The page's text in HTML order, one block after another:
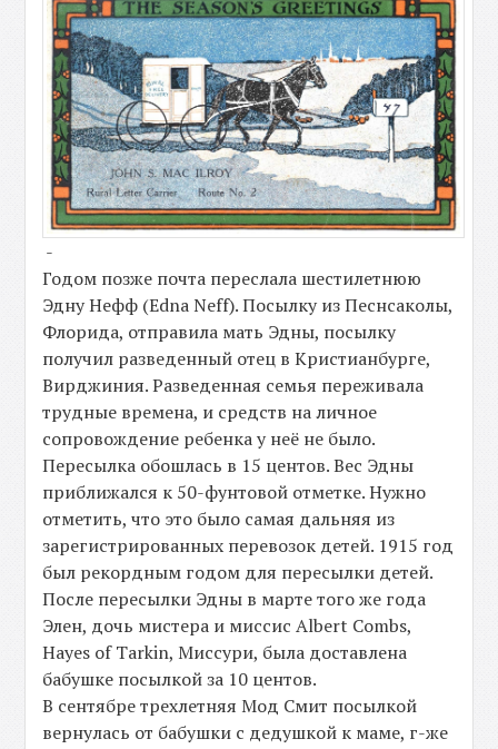
-
Годом позже почта переслала шестилетнюю
Эдну Нефф (Edna Neff). Посылку из Песнсаколы,
Флорида, отправила мать Эдны, посылку
получил разведенный отец в Кристианбурге,
Вирджиния. Разведенная семья переживала
трудные времена, и средств на личное
сопровождение ребенка у неё не было.
Пересылка обошлась в 15 центов. Вес Эдны
приближался к 50-фунтовой отметке. Нужно
отметить, что это было самая дальняя из
зарегистрированных перевозок детей. 1915 год
был рекордным годом для пересылки детей.
После пересылки Эдны в марте того же года
Элен, дочь мистера и миссис Albert Combs,
Hayes of Tarkin, Миссури, была доставлена
бабушке посылкой за 10 центов.
В сентябре трехлетняя Мод Смит посылкой
вернулась от бабушки с дедушкой к маме, г-же